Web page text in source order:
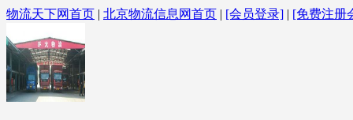
物流天下网首页 | 北京物流信息网首页 | [会员登录] | [免费注册